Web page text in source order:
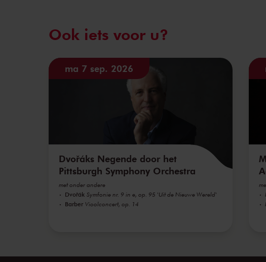
Ook iets voor u?
ma 7 sep. 2026
Dvořáks Negende door het
Pittsburgh Symphony Orchestra
met onder andere
Dvořák Symfonie nr. 9 in e, op. 95 'Uit de Nieuwe Wereld'
Barber Vioolconcert, op. 14